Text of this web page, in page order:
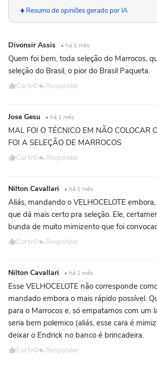
Resumo de opiniões gerado por IA
Divonsir Assis • há 1 mês
Quem foi bem, toda seleção do Marrocos,
seleção do Brasil, o pior do Brasil Paqueta.
Curtir0 Responder
Jose Gesu • há 1 mês
MAL FOI O TÉCNICO EM NÃO COLOCAR
FOI A SELEÇÃO DE MARROCOS
Curtir0 Responder
Nilton Cavallari • há 1 mês
Aliás, mandando o VELHOCELOTE
que dá mais certo pra seleção. Ele,
bunda de muito mimizento que foi
Curtir0 Responder
Nilton Cavallari • há 1 mês
Esse VELHOCELOTE não corresponde
mandado embora o mais rápido possível.
para o Marrocos e, só empatamos com um
seria bem polemico (aliás, esse cara é
deixar o Endrick no banco é brincadeira.
Curtir0 Responder